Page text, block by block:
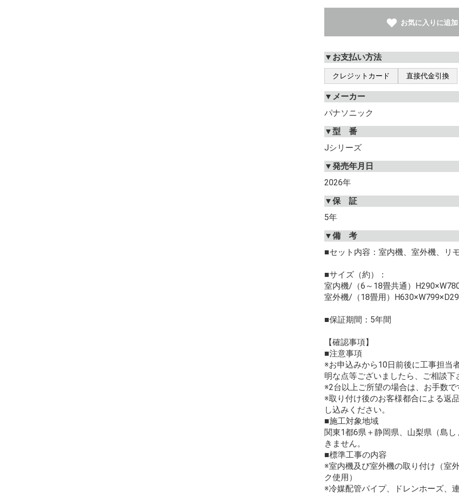
お気に入りに追加
▼お支払い方法
クレジットカード 直接代金引換
▼メーカー
パナソニック
▼型 番
Jシリーズ
▼発売年月日
2026年
▼保 証
5年
▼備 考
■セット内容：室内機、室外機、リ
■サイズ（約）：
室内機/（6～18畳共通）
室外機/（18畳用）
■保証期間：5年間
【確認事項】
■注意事項
※お申込みから10日前後に工事担当
明な点等ございましたら、ご相談下
※2台以上ご所望の場合は、お手数
※取り付け後のお客様都合による返
し込みください。
■施工対象地域
関東1都6県＋静岡県、山梨県（島
きません。
■標準工事の内容
※室内機及び室外機の取り付け（室
ク使用）
※冷媒配管パイプ、ドレンホーズ、